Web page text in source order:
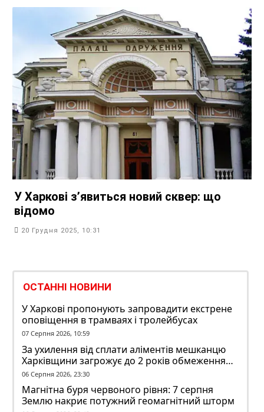
У Харкові зʼявиться новий сквер: що
відомо
20 Грудня 2025, 10:31
ОСТАННІ НОВИНИ
У Харкові пропонують запровадити екстрене
оповіщення в трамваях і тролейбусах
07 Серпня 2026, 10:59
За ухилення від сплати аліментів мешканцю
Харківщини загрожує до 2 років обмеження
волі
06 Серпня 2026, 23:30
Магнітна буря червоного рівня: 7 серпня
Землю накриє потужний геомагнітний шторм